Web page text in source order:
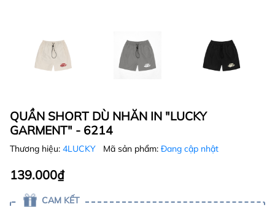
QUẦN SHORT DÙ NHĂN IN "LUCKY
GARMENT" - 6214
Thương hiệu: 4LUCKY Mã sản phẩm: Đang cập nhật
139.000₫
CAM KẾT